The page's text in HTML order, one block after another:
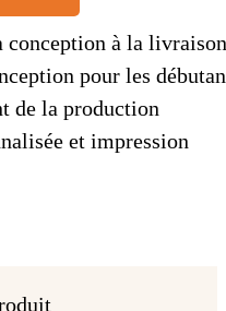
conception à la livraison
pour les
de la production
et impression